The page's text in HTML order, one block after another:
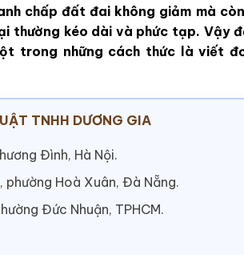
chấp đất đai không giảm mà
thường kéo dài và phức tạp. Vậy
trong những cách thức là viết
TNHH DƯƠNG GIA
Đình, Hà Nội.
phường Hoà Xuân, Đà Nẵng.
Đức Nhuận, TPHCM.